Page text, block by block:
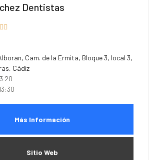
Dentistas
 
Cam. de la Ermita, Bloque 3, local 3,
Cádiz
20
Más Información
Sitio Web